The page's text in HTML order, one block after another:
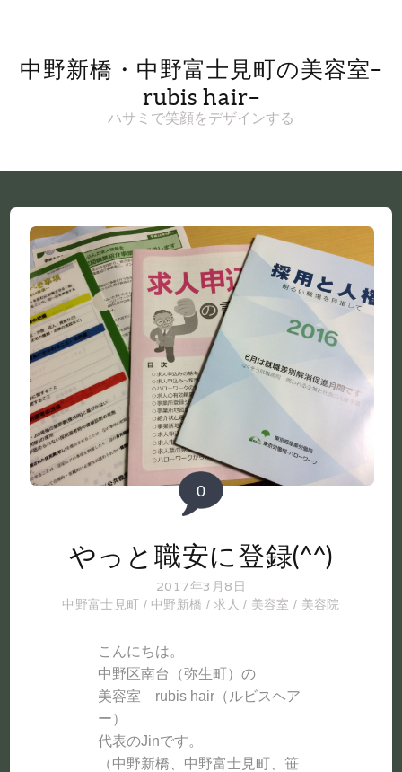
中野新橋・中野富士見町の美容室–
rubis hair–
ハサミで笑顔をデザインする
0
やっと職安に登録(^^)
2017年3月8日
中野富士見町 / 中野新橋 /求人 / 美容室 / 美容院
こんにちは。
中野区南台（弥生町）の
美容室 rubis hair（ルビスヘア
ー）
代表のJinです。
（中野新橋、中野富士見町、笹